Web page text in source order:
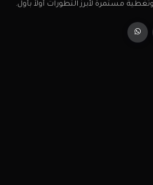
مستمرة لأبرز التطورات أولاً بأول.